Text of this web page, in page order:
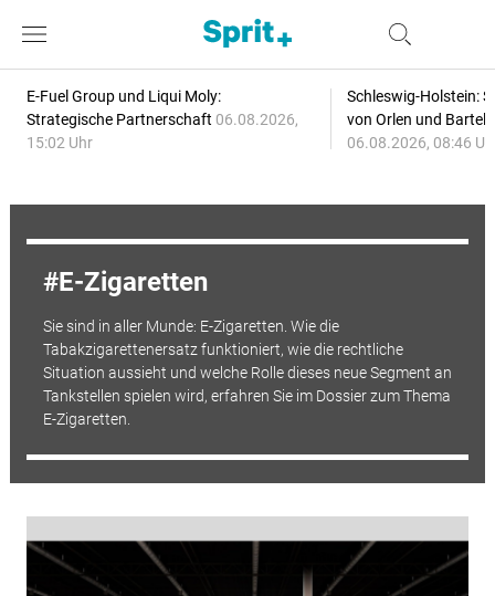
E-Fuel Group und Liqui Moly:
Strategische Partnerschaft 06.08.2026,
15:02 Uhr
Schleswig-Holstein:
von Orlen und
06.08.2026, 08:46
E-Zigaretten
Sie sind in aller Munde: E-Zigaretten. Wie die
Tabakzigarettenersatz funktioniert, wie die rechtliche
Situation aussieht und welche Rolle dieses neue Segment an
Tankstellen spielen wird, erfahren Sie im Dossier zum Thema
E-Zigaretten.